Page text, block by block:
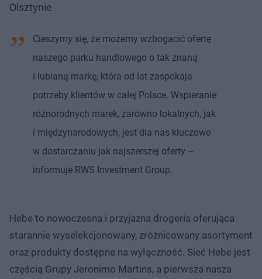
Olsztynie
Cieszymy się, że możemy wzbogacić ofertę
naszego parku handlowego o tak znaną
i lubianą markę, która od lat zaspokaja
potrzeby klientów w całej Polsce. Wspieranie
różnorodnych marek, zarówno lokalnych, jak
i międzynarodowych, jest dla nas kluczowe
w dostarczaniu jak najszerszej oferty –
informuje RWS Investment Group.
Hebe to nowoczesna i przyjazna drogeria oferująca
starannie wyselekcjonowany, zróżnicowany asortyment
oraz produkty dostępne na wyłączność. Sieć Hebe jest
częścią Grupy Jeronimo Martins, a pierwsza nasza